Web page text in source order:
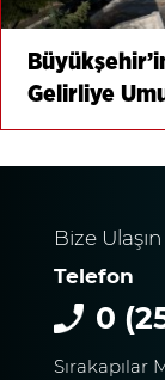
Gelirliye
Bize Ulaşın
Telefon
0
Sırakapılar